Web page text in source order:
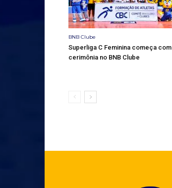
BNB Clube
Superliga C Feminina começa com
cerimônia no BNB Clube